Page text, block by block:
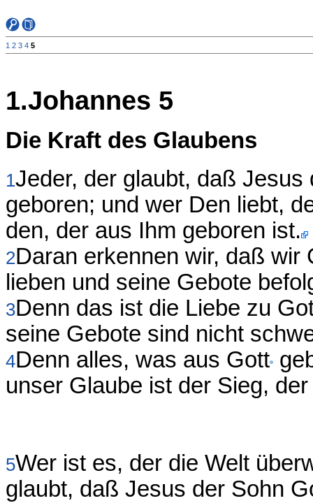
1 2 3 4 5
1.Johannes 5
Die Kraft des Glaubens
1Jeder, der glaubt, daß
geboren; und wer Den liebt,
den, der aus Ihm geboren ist.
2Daran erkennen wir, daß wir
lieben und seine Gebote
3Denn das ist die Liebe zu
seine Gebote sind nicht
4Denn alles, was aus Gott
unser Glaube ist der Sieg,
5Wer ist es, der die Welt
glaubt, daß Jesus der Sohn